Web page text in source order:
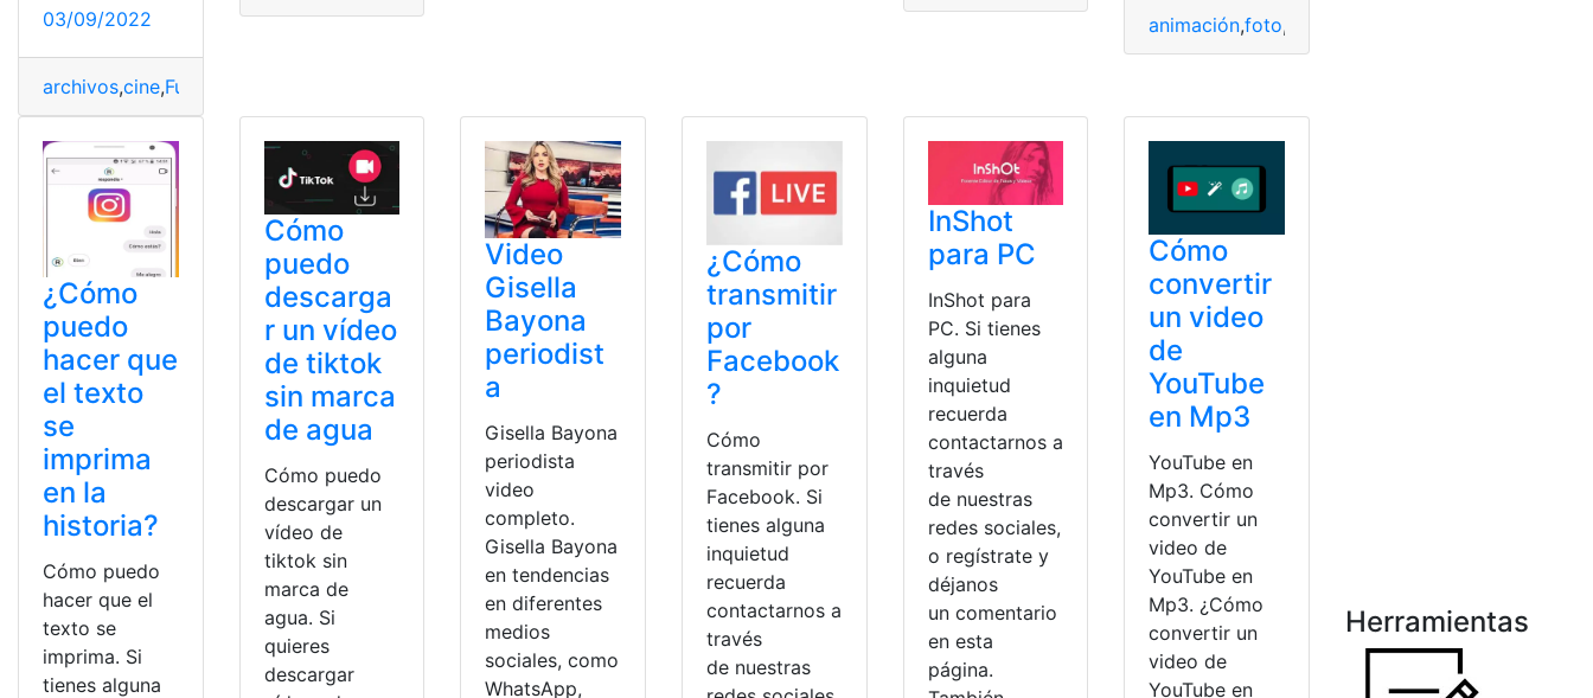
03/09/2022
archivos,cine,Funcionan
animación,foto,
¿Cómo
puedo
hacer que
el texto
se
imprima
en la
historia?
Cómo puedo
hacer que el
texto se
imprima. Si
tienes alguna
Cómo
puedo
descarga
r un vídeo
de tiktok
sin marca
de agua
Cómo puedo
descargar un
vídeo de
tiktok sin
marca de
agua. Si
quieres
descargar
Video
Gisella
Bayona
periodist
a
Gisella Bayona
periodista
video
completo.
Gisella Bayona
en tendencias
en diferentes
medios
sociales, como
WhatsApp,
¿Cómo
transmitir
por
Facebook
?
Cómo
transmitir por
Facebook. Si
tienes alguna
inquietud
recuerda
contactarnos a
través
de nuestras
InShot
para PC
InShot para
PC. Si tienes
alguna
inquietud
recuerda
contactarnos a
través
de nuestras
redes sociales,
o regístrate y
déjanos
un comentario
en esta
página.
Cómo
convertir
un video
de
YouTube
en Mp3
YouTube en
Mp3. Cómo
convertir un
video de
YouTube en
Mp3. ¿Cómo
convertir un
video de
YouTube en
Herramientas